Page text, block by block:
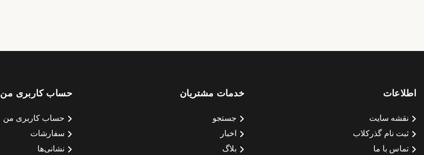
اطلاعات
نقشه سایت
ثبت نام گذرکلاب
تماس با ما
خدمات مشتریان
جستجو
اخبار
بلاگ
حساب کاربری من
حساب کاربری من
سفارشات
نشانی‌ها